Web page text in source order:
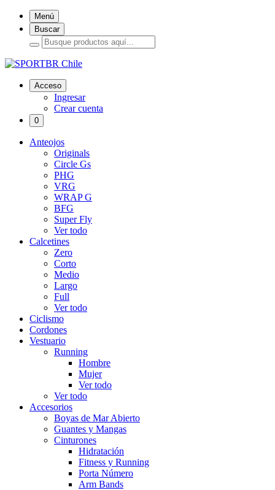
Menú
Buscar
Acceso
Ingresar
Crear cuenta
0
Anteojos
Originals
Circle Gs
PHG
VRG
WRAP G
BFG
Super Fly
Ver todo
Calcetines
Zero
Corto
Medio
Largo
Full
Ver todo
Ciclismo
Cordones
Vestuario
Running
Hombre
Mujer
Ver todo
Ver todo
Accesorios
Boyas de Mar Abierto
Guantes y Mangas
Cinturones
Hidratación
Fitness y Running
Porta Número
Arm Bands